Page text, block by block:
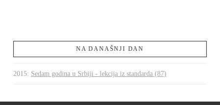
NA DANAŠNJI DAN
2015: Sedam godina u Srbiji - lekcija iz standarda (87)